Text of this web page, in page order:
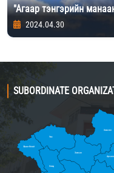
"Агаар тэнгэрийн
2024.04.30
SUBORDINATE
Баян-Өлгий
Ховд
Хөвсгөл
Увс
Завхан